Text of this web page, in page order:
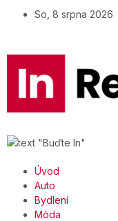
So, 8 srpna 2026
Úvod
Auto
Bydlení
Móda